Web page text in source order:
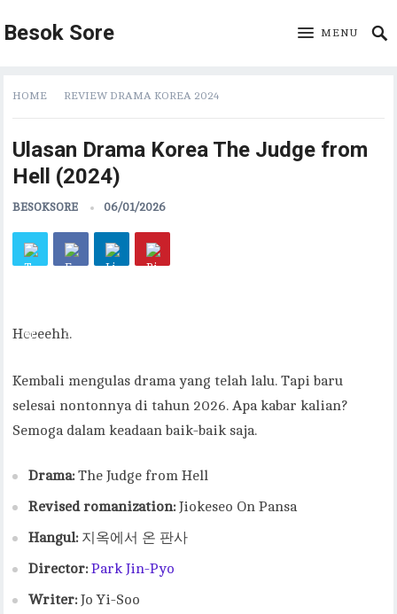
Besok Sore MENU
HOME REVIEW DRAMA KOREA 2024
Ulasan Drama Korea The Judge from
Hell (2024)
BESOKSORE 06/01/2026
Heeeehh.
Kembali mengulas drama yang telah lalu. Tapi baru
selesai nontonnya di tahun 2026. Apa kabar kalian?
Semoga dalam keadaan baik-baik saja.
Drama:The Judge from Hell
Revised romanization:Jiokeseo On Pansa
Hangul:지옥에서 온 판사
Director: Park Jin-Pyo
Writer:Jo Yi-Soo